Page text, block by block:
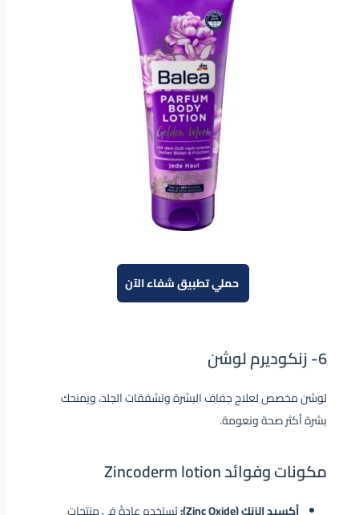
حملي تطبيق شفاء الآن
6- زنكوديرم لوشن
لوشن مخصص لعلاج جفاف البشرة وتشققات الجلد، ويمنحك
بشرة أكثر صحة ونعومة.
مكونات وفوائد Zincoderm lotion